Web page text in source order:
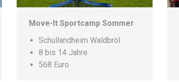
Move-It Sportcamp Sommer
Schullandheim Waldbröl
8 bis 14 Jahre
568 Euro